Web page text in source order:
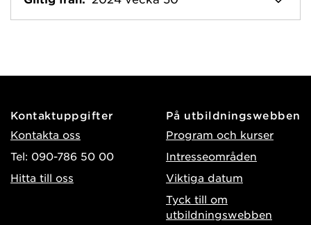
Kontaktuppgifter
Kontakta oss
Tel: 090-786 50 00
Hitta till oss
På utbildningswebben
Program och kurser
Intresseområden
Viktiga datum
Tyck till om
utbildningswebben